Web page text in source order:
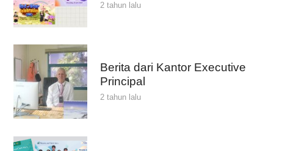
2 tahun lalu
Berita dari Kantor Executive
Principal
2 tahun lalu